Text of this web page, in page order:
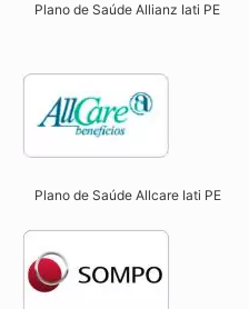
Plano de Saúde Allianz Iati PE​
Plano de Saúde Allcare Iati PE​